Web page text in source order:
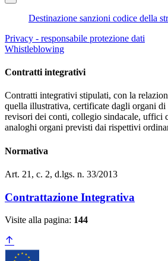
Destinazione sanzioni codice della
Privacy - responsabile protezione dati
Whistleblowing
Contratti integrativi
Contratti integrativi stipulati, con la
quella illustrativa, certificate dagli organi
revisori dei conti, collegio sindacale, uffici
analoghi organi previsti dai rispettivi
Normativa
Art. 21, c. 2, d.lgs. n. 33/2013
Contrattazione Integrativa
Visite alla pagina: 144